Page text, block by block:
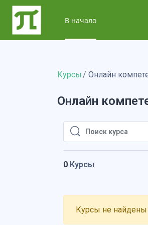
Перейти к основному содержанию
В начало
Курсы Онлайн
Онлайн
Поиск курса
Поиск курса
0 Курсы
Курсы не найдены